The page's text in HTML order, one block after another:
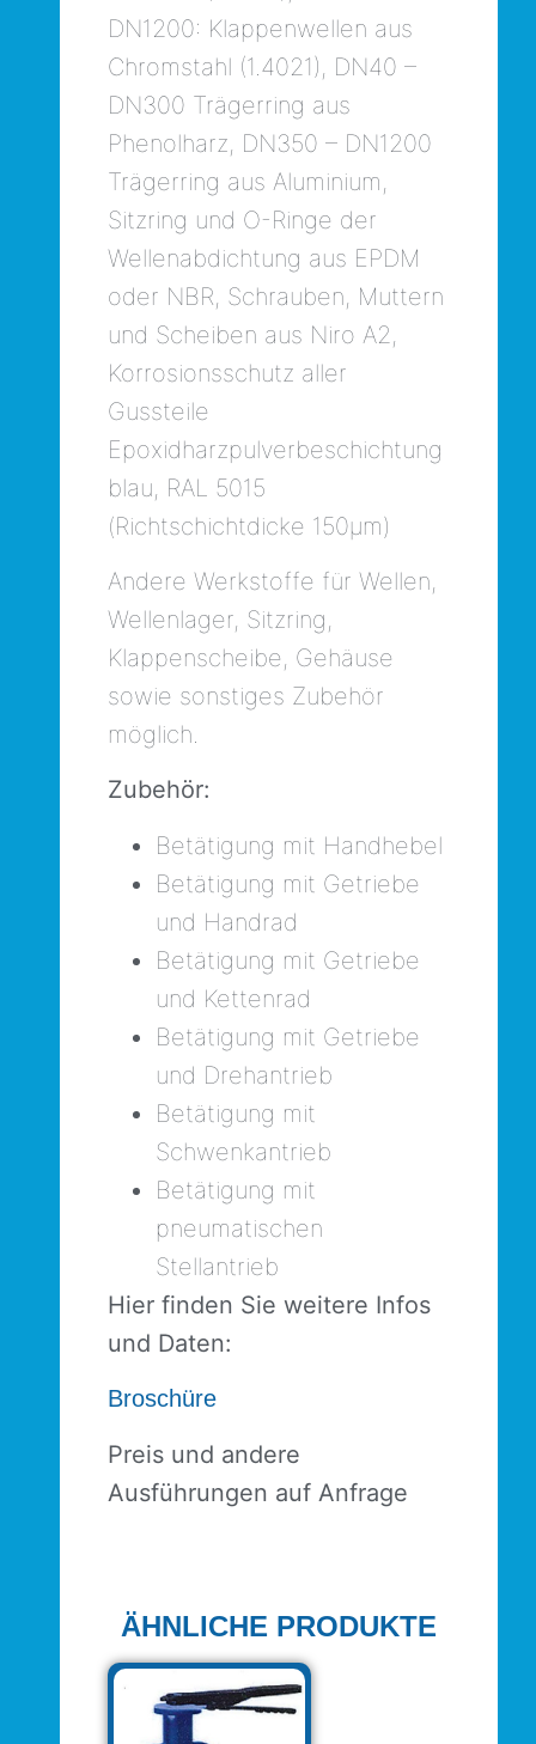
DN1200: Klappenwellen aus
Chromstahl (1.4021), DN40 –
DN300 Trägerring aus
Phenolharz, DN350 – DN1200
Trägerring aus Aluminium,
Sitzring und O-Ringe der
Wellenabdichtung aus EPDM
oder NBR, Schrauben, Muttern
und Scheiben aus Niro A2,
Korrosionsschutz aller
Gussteile
Epoxidharzpulverbeschichtung
blau, RAL 5015
(Richtschichtdicke 150µm)
Andere Werkstoffe für Wellen,
Wellenlager, Sitzring,
Klappenscheibe, Gehäuse
sowie sonstiges Zubehör
möglich.
Zubehör:
Betätigung mit Handhebel
Betätigung mit Getriebe
und Handrad
Betätigung mit Getriebe
und Kettenrad
Betätigung mit Getriebe
und Drehantrieb
Betätigung mit
Schwenkantrieb
Betätigung mit
pneumatischen
Stellantrieb
Hier finden Sie weitere Infos
und Daten:
Broschüre
Preis und andere
Ausführungen auf Anfrage
ÄHNLICHE PRODUKTE